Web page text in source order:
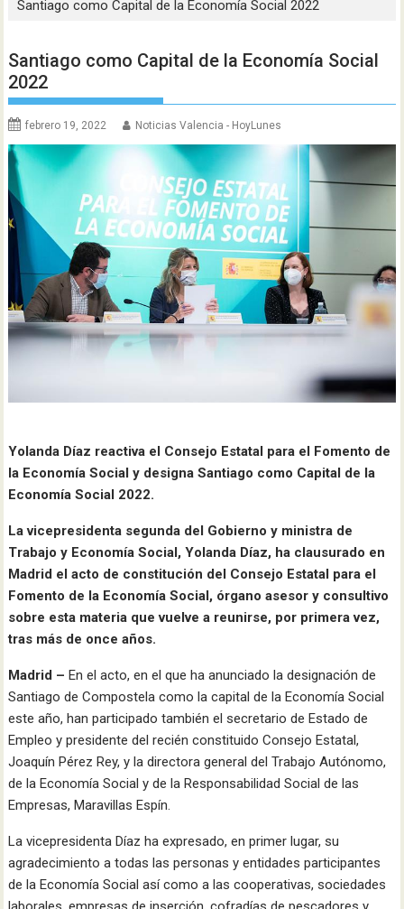
Santiago como Capital de la Economía Social 2022
Santiago como Capital de la Economía Social
2022
febrero 19, 2022 Noticias Valencia - HoyLunes
Yolanda Díaz reactiva el Consejo Estatal para el Fomento de
la Economía Social y designa Santiago como Capital de la
Economía Social 2022.
La vicepresidenta segunda del Gobierno y ministra de
Trabajo y Economía Social, Yolanda Díaz, ha clausurado en
Madrid el acto de constitución del Consejo Estatal para el
Fomento de la Economía Social, órgano asesor y consultivo
sobre esta materia que vuelve a reunirse, por primera vez,
tras más de once años.
Madrid –En el acto, en el que ha anunciado la designación de
Santiago de Compostela como la capital de la Economía Social
este año, han participado también el secretario de Estado de
Empleo y presidente del recién constituido Consejo Estatal,
Joaquín Pérez Rey, y la directora general del Trabajo Autónomo,
de la Economía Social y de la Responsabilidad Social de las
Empresas, Maravillas Espín.
La vicepresidenta Díaz ha expresado, en primer lugar, su
agradecimiento a todas las personas y entidades participantes
de la Economía Social así como a las cooperativas, sociedades